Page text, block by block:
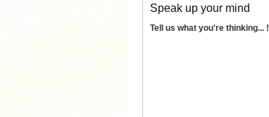
Speak up your mind
Tell us what you're thinking... !